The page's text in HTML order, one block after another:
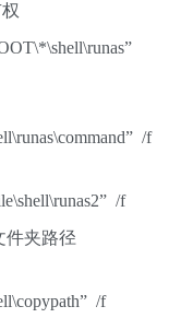
/f
/f
件夹路径
/f